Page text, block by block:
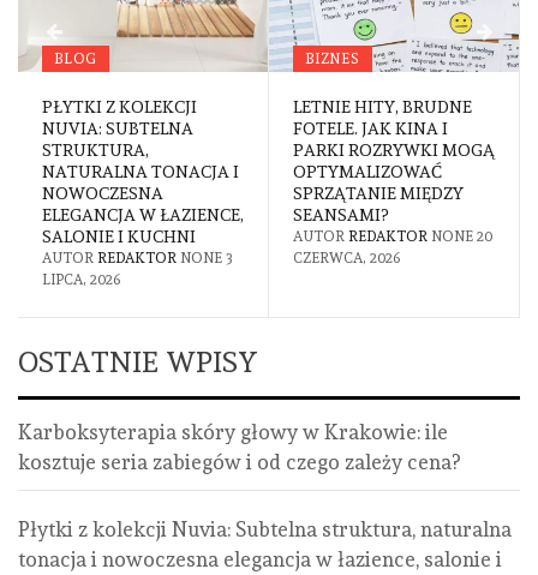
BLOG
PŁYTKI Z KOLEKCJI
NUVIA: SUBTELNA
STRUKTURA,
NATURALNA TONACJA I
NOWOCZESNA
ELEGANCJA W ŁAZIENCE,
SALONIE I KUCHNI
AUTOR REDAKTOR NONE 3
LIPCA, 2026
BIZNES
LETNIE HITY, BRUDNE
FOTELE. JAK KINA I
PARKI ROZRYWKI MOGĄ
OPTYMALIZOWAĆ
SPRZĄTANIE MIĘDZY
SEANSAMI?
AUTOR REDAKTOR NONE 20
CZERWCA, 2026
OSTATNIE WPISY
Karboksyterapia skóry głowy w Krakowie: ile
kosztuje seria zabiegów i od czego zależy cena?
Płytki z kolekcji Nuvia: Subtelna struktura, naturalna
tonacja i nowoczesna elegancja w łazience, salonie i